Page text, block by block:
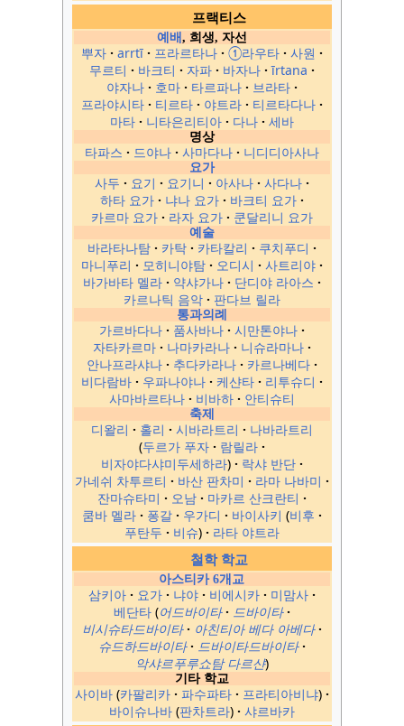
프랙티스
예배, 희생, 자선
뿌자 arrtī 프라르타나 ①라우타
사원
무르티
바크티 자파 바자나
īrtana
야자나
호마 타르파나
브라타
프라야시타
티르타 야트라
티르타다나
마타
니타은리티아 다나 세바
명상
타파스 드야나 사마다나 니디디아사나
요가
사두 요기 요기니 아사나
사다나
하타 요가
냐나 요가
바크티 요가
카르마 요가
라자 요가 쿤달리니 요가
예술
바라타나탐 카탁 카타칼리
쿠치푸디
마니푸리
모히니야탐 오디시
사트리야
바가바타 멜라
약샤가나
단디야 라아스
카르나틱 음악
판다브 릴라
통과의례
가르바다나 품사바나
시만톤야나
자타카르마
나마카라나
니슈라마나
안나프라샤나
추다카라나
카르나베다
비다람바
우파나야나 케샨타
리투슈디
사마바르타나
비바하 안티슈티
축제
디왈리 홀리 시바라트리
나바라트리
두르가 푸자
람릴라
비자야다샤미두세하라
락샤 반단
가네쉬 차투르티
바산 판차미
라마 나바미
잔마슈타미
오남
마카르 산크란티
쿰바 멜라
퐁갈 우가디 바이사키 비후
푸탄두
비슈 라타 야트라
철학 학교
아스티카 6개교
삼키아 요가 냐야 비에시카
미맘사
베단타 어드바이타
드바이타
비시슈타드바이타
아친티아 베다 아베다
슈드하드바이타
드바이타드바이타
악샤르푸루쇼탐 다르샨
기타 학교
사이바 카팔리카 파수파타
프라티아비냐
바이슈나바 판차트라 샤르바카